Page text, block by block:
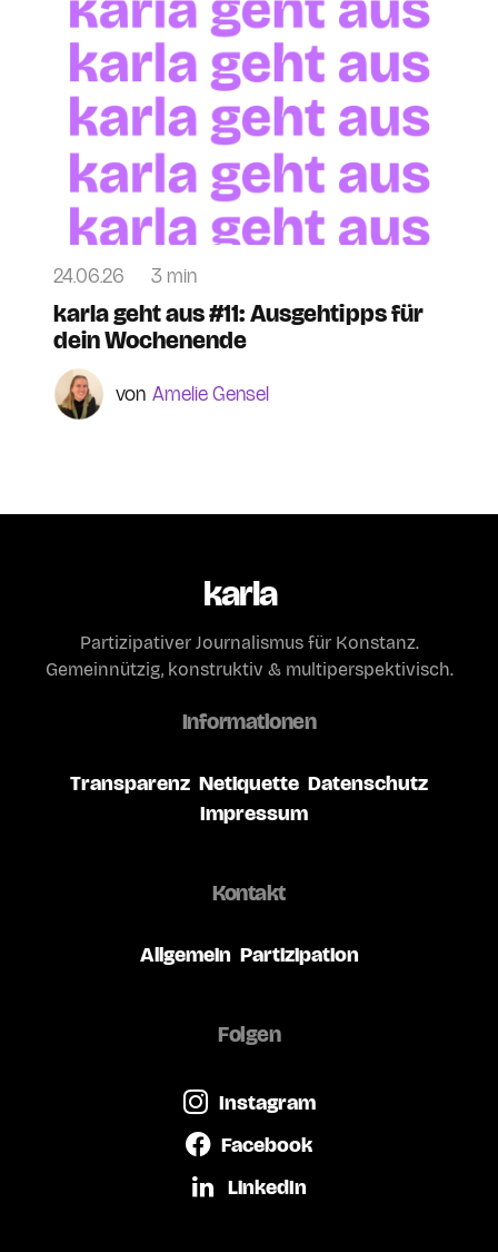
24.06.26 3 min
karla geht aus #11: Ausgehtipps für
dein Wochenende
Amelie Gensel
karla
Partizipativer Journalismus für Konstanz.
Gemeinnützig, konstruktiv & multiperspektivisch.
Informationen
Transparenz Netiquette Datenschutz
Impressum
Kontakt
Allgemein Partizipation
Folgen
Instagram
Facebook
LinkedIn